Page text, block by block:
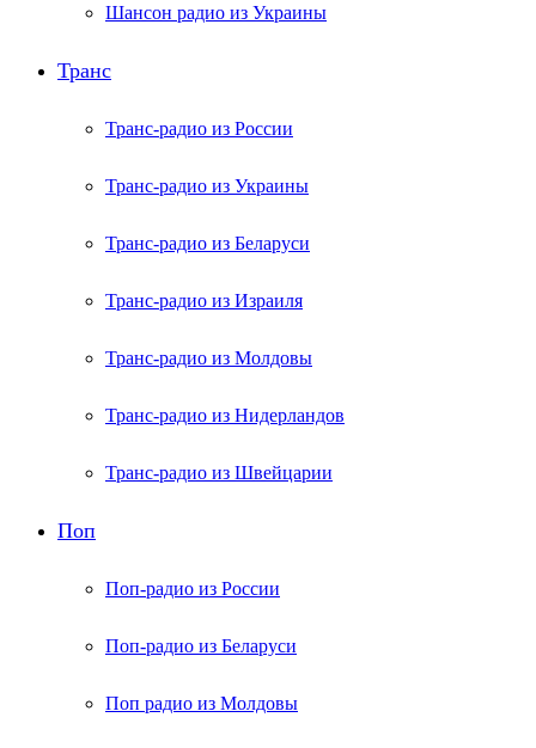
Шансон радио из Украины
Транс
Транс-радио из России
Транс-радио из Украины
Транс-радио из Беларуси
Транс-радио из Израиля
Транс-радио из Молдовы
Транс-радио из Нидерландов
Транс-радио из Швейцарии
Поп
Поп-радио из России
Поп-радио из Беларуси
Поп радио из Молдовы